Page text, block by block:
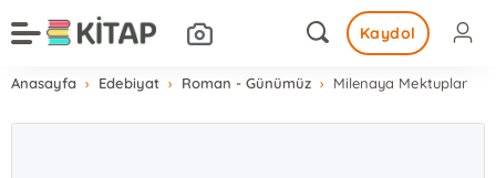
Kaydol
Anasayfa Edebiyat Roman - Günümüz Milenaya Mektuplar